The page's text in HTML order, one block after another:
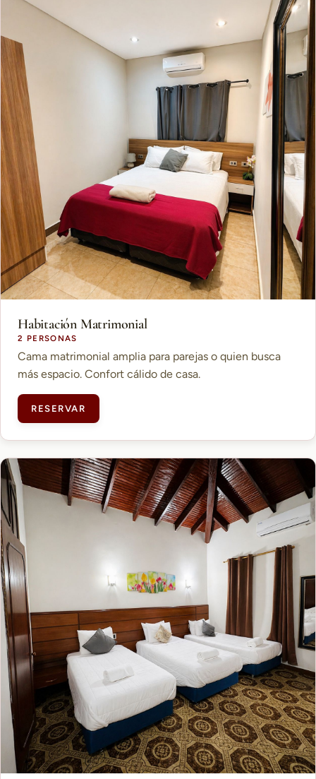
Habitación Matrimonial
2 PERSONAS
Cama matrimonial amplia para parejas o quien busca
más espacio. Confort cálido de casa.
RESERVAR